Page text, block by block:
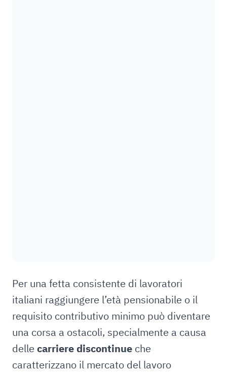
Per una fetta consistente di lavoratori
italiani raggiungere l’età pensionabile o il
requisito contributivo minimo può diventare
una corsa a ostacoli, specialmente a causa
delle carriere discontinue che
caratterizzano il mercato del lavoro